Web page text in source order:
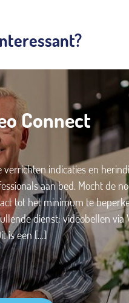
Connect
indicaties en
aan bed. Mocht de
tot het minimum te
dienst: videobellen via
is een […]